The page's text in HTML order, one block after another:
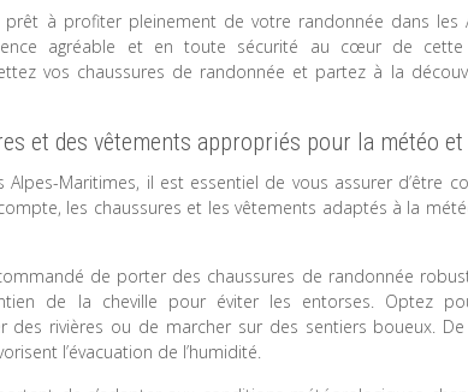
prêt à profiter pleinement de votre randonnée dans les
agréable et en toute sécurité au cœur de cette
vos chaussures de randonnée et partez à la
et des vêtements appropriés pour la météo
Maritimes, il est essentiel de vous assurer d’être
les chaussures et les vêtements adaptés à la
de porter des chaussures de randonnée
de la cheville pour éviter les entorses. Optez
des rivières ou de marcher sur des sentiers boueux. De
l’évacuation de l’humidité.